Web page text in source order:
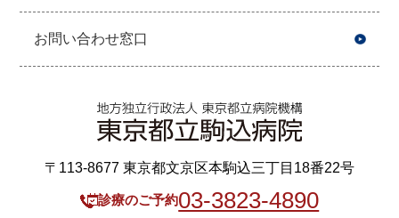
お問い合わせ窓口
〒113-8677 東京都文京区本駒込三丁目18番22号
診療のご予約03-3823-4890